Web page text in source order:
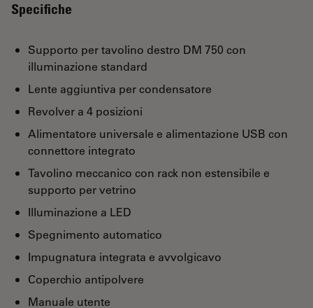
Specifiche
Supporto per tavolino destro DM 750 con
illuminazione standard
Lente aggiuntiva per condensatore
Revolver a 4 posizioni
Alimentatore universale e alimentazione USB con
connettore integrato
Tavolino meccanico con rack non estensibile e
supporto per vetrino
Illuminazione a LED
Spegnimento automatico
Impugnatura integrata e avvolgicavo
Coperchio antipolvere
Manuale utente